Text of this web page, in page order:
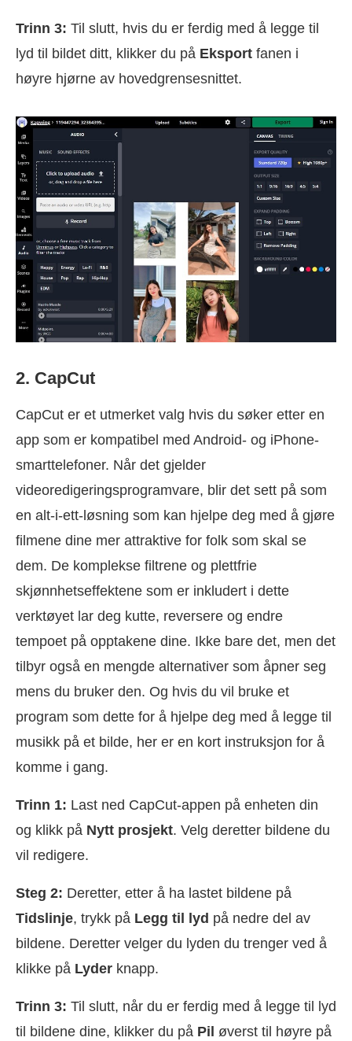
Trinn 3: Til slutt, hvis du er ferdig med å legge til
lyd til bildet ditt, klikker du på Eksport fanen i
høyre hjørne av hovedgrensesnittet.
2. CapCut
CapCut er et utmerket valg hvis du søker etter en
app som er kompatibel med Android- og iPhone-
smarttelefoner. Når det gjelder
videoredigeringsprogramvare, blir det sett på som
en alt-i-ett-løsning som kan hjelpe deg med å gjøre
filmene dine mer attraktive for folk som skal se
dem. De komplekse filtrene og plettfrie
skjønnhetseffektene som er inkludert i dette
verktøyet lar deg kutte, reversere og endre
tempoet på opptakene dine. Ikke bare det, men det
tilbyr også en mengde alternativer som åpner seg
mens du bruker den. Og hvis du vil bruke et
program som dette for å hjelpe deg med å legge til
musikk på et bilde, her er en kort instruksjon for å
komme i gang.
Trinn 1: Last ned CapCut-appen på enheten din
og klikk på Nytt prosjekt. Velg deretter bildene du
vil redigere.
Steg 2: Deretter, etter å ha lastet bildene på
Tidslinje, trykk på Legg til lyd på nedre del av
bildene. Deretter velger du lyden du trenger ved å
klikke på Lyder knapp.
Trinn 3: Til slutt, når du er ferdig med å legge til lyd
til bildene dine, klikker du på Pil øverst til høyre på